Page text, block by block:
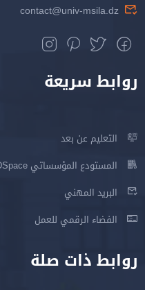
contact@univ-msila.dz
روابط سريعة
التعليم عن بعد
المستودع المؤسساتي DSpace
البريد المهني
الفضاء الرقمي للعمل
روابط ذات صلة